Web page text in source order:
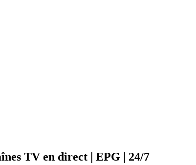
TV en direct | EPG | 24/7